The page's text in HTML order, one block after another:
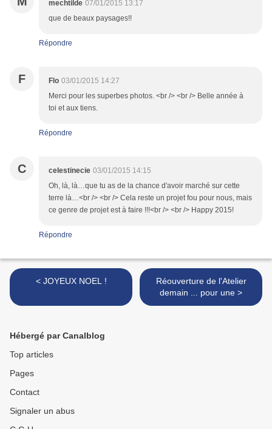
mechtilde 07/01/2015 13:17
que de beaux paysages!!
Répondre
F Flo 03/01/2015 14:27
Merci pour les superbes photos. <br /> <br /> Belle année à
toi et aux tiens.
Répondre
C celestinecie 03/01/2015 14:15
Oh, là, là…que tu as de la chance d'avoir marché sur cette
terre là…<br /> <br /> Cela reste un projet fou pour nous, mais
ce genre de projet est à faire !!!<br /> <br /> Happy 2015!
Répondre
< JOYEUX NOEL !
Réouverture de l'Atelier
demain ... pour une >
Hébergé par Canalblog
Top articles
Pages
Contact
Signaler un abus